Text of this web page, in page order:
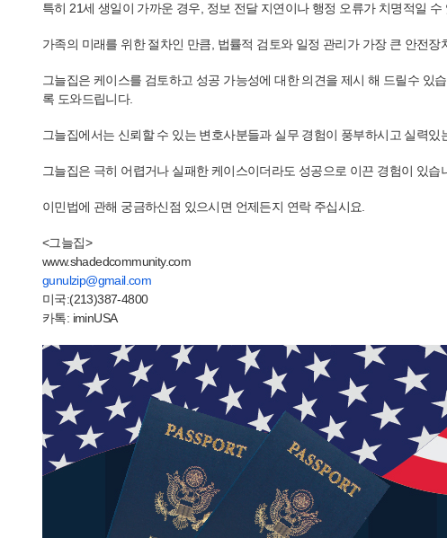
특히 21세 생일이 가까운 경우, 정보 전달 지연이나 행정 오류가 치명적일
가족의 미래를 위한 절차인 만큼, 법률적 검토와 일정 관리가 가장 큰 안전장
그늘집은 케이스를 검토하고 성공 가능성에 대한 의견을 제시 해 드릴수 있
록 도와드립니다.
그늘집에서는 신뢰할 수 있는 변호사분들과 실무 경험이 풍부하시고 실력
그늘집은 극히 어렵거나 실패한 케이스이더라도 성공으로 이끈 경험이 있
이민법에 관해 궁금하신점 있으시면 언제든지 연락 주십시요.
<그늘집>
www.shadedcommunity.com
gunulzip@gmail.com
미국:(213)387-4800
카톡: iminUSA